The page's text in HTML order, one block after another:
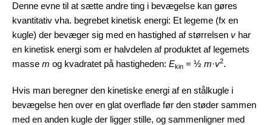
Denne evne til at sætte andre ting i bevægelse kan gøres
kvantitativ vha. begrebet kinetisk energi: Et legeme (fx en
kugle) der bevæger sig med en hastighed af størrelsen v har
en kinetisk energi som er halvdelen af produktet af legemets
masse m og kvadratet på hastigheden: Ekin = ½ m·v2.
Hvis man beregner den kinetiske energi af en stålkugle i
bevægelse hen over en glat overflade før den støder sammen
med en anden kugle der ligger stille, og sammenligner med